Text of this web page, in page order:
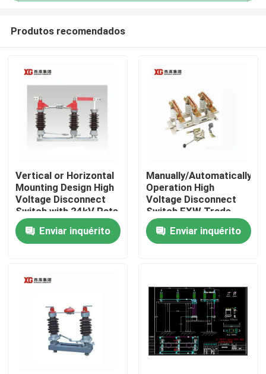
Produtos
Produtos recomendados
Vertical or Horizontal
Mounting Design High
Voltage Disconnect
Switch with 24kV Rate
Voltage
Enviar inquérito
Manually/Automatically
Operation High
Voltage Disconnect
Switch EXW Trade
Terms Product
Enviar inquérito